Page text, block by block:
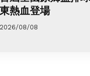
東熱血登場
2026/08/08